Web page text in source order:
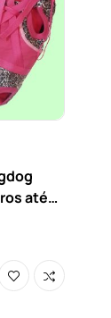
até